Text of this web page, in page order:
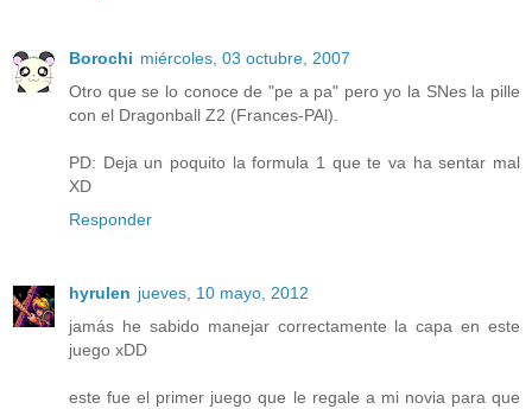
Borochi miércoles, 03 octubre, 2007
Otro que se lo conoce de "pe a pa" pero yo la SNes la pille
con el Dragonball Z2 (Frances-PAl).
PD: Deja un poquito la formula 1 que te va ha sentar mal
XD
Responder
hyrulen jueves, 10 mayo, 2012
jamás he sabido manejar correctamente la capa en este
juego xDD
este fue el primer juego que le regale a mi novia para que